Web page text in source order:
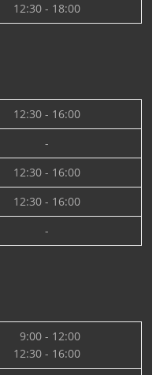
12:30 - 18:00
12:30 - 16:00
-
12:30 - 16:00
12:30 - 16:00
-
9:00 - 12:00
12:30 - 16:00